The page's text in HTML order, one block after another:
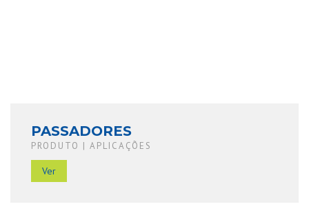
PASSADORES
PRODUTO | APLICAÇÕES
Ver